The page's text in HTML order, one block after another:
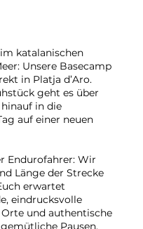
katalanischen
Unsere Basecamp
in Platja d’Aro.
geht es über
in die
auf einer neuen
Endurofahrer: Wir
Länge der Strecke
erwartet
eindrucksvolle
und authentische
Pausen.